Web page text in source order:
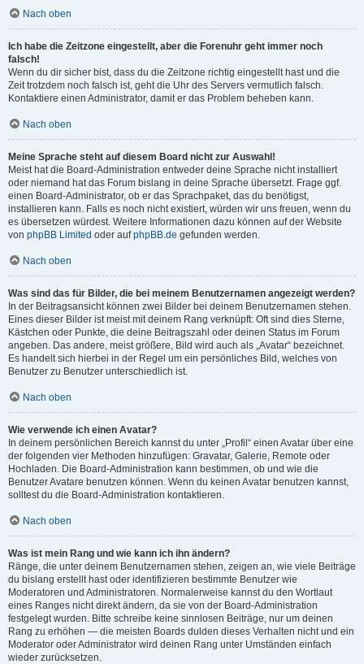
Nach oben
Ich habe die Zeitzone eingestellt, aber die Forenuhr geht immer noch
falsch!
Wenn du dir sicher bist, dass du die Zeitzone richtig eingestellt hast und die
Zeit trotzdem noch falsch ist, geht die Uhr des Servers vermutlich falsch.
Kontaktiere einen Administrator, damit er das Problem beheben kann.
Nach oben
Meine Sprache steht auf diesem Board nicht zur Auswahl!
Meist hat die Board-Administration entweder deine Sprache nicht installiert
oder niemand hat das Forum bislang in deine Sprache übersetzt. Frage ggf.
einen Board-Administrator, ob er das Sprachpaket, das du benötigst,
installieren kann. Falls es noch nicht existiert, würden wir uns freuen, wenn du
es übersetzen würdest. Weitere Informationen dazu können auf der Website
von phpBB Limited oder aufphpBB.de gefunden werden.
Nach oben
Was sind das für Bilder, die bei meinem Benutzernamen angezeigt werden?
In der Beitragsansicht können zwei Bilder bei deinem Benutzernamen stehen.
Eines dieser Bilder ist meist mit deinem Rang verknüpft: Oft sind dies Sterne,
Kästchen oder Punkte, die deine Beitragszahl oder deinen Status im Forum
angeben. Das andere, meist größere, Bild wird auch als „Avatar“ bezeichnet.
Es handelt sich hierbei in der Regel um ein persönliches Bild, welches von
Benutzer zu Benutzer unterschiedlich ist.
Nach oben
Wie verwende ich einen Avatar?
In deinem persönlichen Bereich kannst du unter „Profil“ einen Avatar über eine
der folgenden vier Methoden hinzufügen: Gravatar, Galerie, Remote oder
Hochladen. Die Board-Administration kann bestimmen, ob und wie die
Benutzer Avatare benutzen können. Wenn du keinen Avatar benutzen kannst,
solltest du die Board-Administration kontaktieren.
Nach oben
Was ist mein Rang und wie kann ich ihn ändern?
Ränge, die unter deinem Benutzernamen stehen, zeigen an, wie viele Beiträge
du bislang erstellt hast oder identifizieren bestimmte Benutzer wie
Moderatoren und Administratoren. Normalerweise kannst du den Wortlaut
eines Ranges nicht direkt ändern, da sie von der Board-Administration
festgelegt wurden. Bitte schreibe keine sinnlosen Beiträge, nur um deinen
Rang zu erhöhen — die meisten Boards dulden dieses Verhalten nicht und ein
Moderator oder Administrator wird deinen Rang unter Umständen einfach
wieder zurücksetzen.